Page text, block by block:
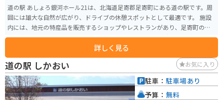
道の駅 あしょろ銀河ホール21は、北海道足寄郡足寄町にある道の駅です。周
囲には雄大な自然が広がり、ドライブの休憩スポットとして最適です。 施設
内には、地元の特産品を販売するショップやレストランがあり、足寄町の味
覚を楽しむことができます。特に、足寄町はチーズやヨーグルトなどの乳製
品が有名なので、ぜひお土産にいかがでしょう。また、レストランでは、地
元産の食材を使った料理を味わうことができます。 バイクで訪れる場合、駐
車場も広々としているので安心です。道の駅 あしょろ銀河ホール21は、雄大
な自然と地元の美味しいものに囲まれた魅力的なスポットです。ドライブや
ツーリングの途中に、ぜひ立ち寄ってみてください。
詳しく見る
道の駅 しかおい お気に入り
駐車： 駐車場あり
予算： 無料